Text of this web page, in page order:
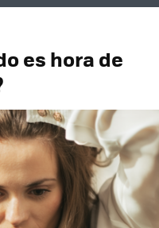
es hora de